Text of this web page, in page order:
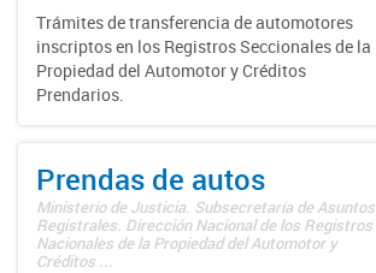
Trámites de transferencia de automotores
inscriptos en los Registros Seccionales de la
Propiedad del Automotor y Créditos
Prendarios.
Prendas de autos
Ministerio de Justicia. Subsecretaría de Asuntos
Registrales. Dirección Nacional de los Registros
Nacionales de la Propiedad del Automotor y
Créditos ...